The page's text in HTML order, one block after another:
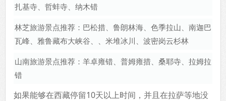
扎基寺、哲蚌寺、纳木错
林芝旅游景点推荐：巴松措、鲁朗林海、色季拉山、南迦巴
瓦峰、雅鲁藏布大峡谷、、米堆冰川、波密岗云杉林
山南旅游景点推荐：羊卓雍错、普姆雍措、桑耶寺、拉姆拉
错
如果能够在西藏停留10天以上时间，并且在拉萨等地没